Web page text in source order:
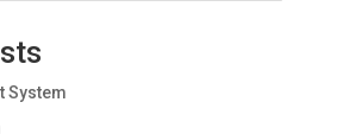
System